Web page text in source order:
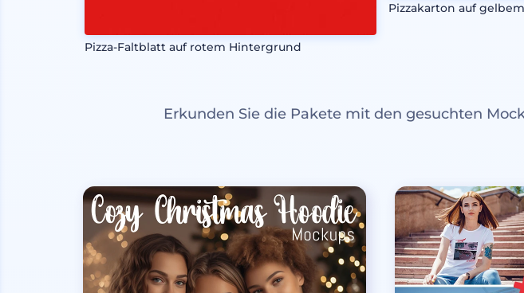
Pizza-Faltblatt auf rotem Hintergrund
Pizzakarton auf
Erkunden Sie die Pakete mit den gesuchten